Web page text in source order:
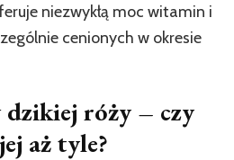
niezwykłą moc witamin i
cenionych w okresie
róży – czy
aż tyle?